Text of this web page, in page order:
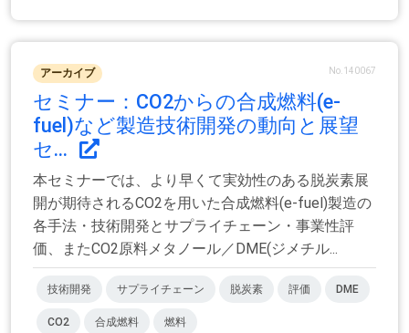
アーカイブ No.140067
セミナー：CO2からの合成燃料(e-
fuel)など製造技術開発の動向と展望
セ...
本セミナーでは、より早くて実効性のある脱炭素展
開が期待されるCO2を用いた合成燃料(e-fuel)製造の
各手法・技術開発とサプライチェーン・事業性評
価、またCO2原料メタノール／DME(ジメチル...
技術開発 サプライチェーン 脱炭素 評価 DME
CO2 合成燃料 燃料